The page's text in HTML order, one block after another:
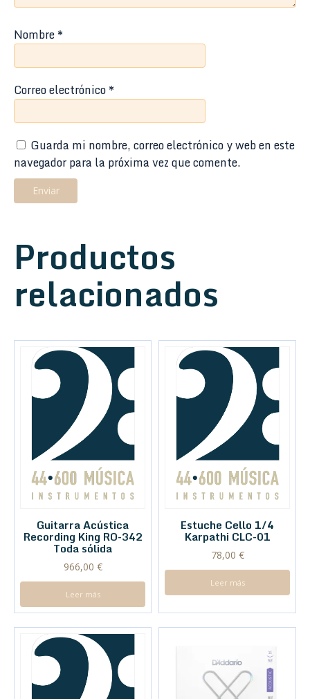
Nombre*
Correo electrónico*
Guarda mi nombre, correo electrónico y web en este
navegador para la próxima vez que comente.
Productos
relacionados
Guitarra Acústica
Recording King RO-342
Toda sólida
966,00 €
Leer más
Estuche Cello 1/4
Karpathi CLC-01
78,00 €
Leer más